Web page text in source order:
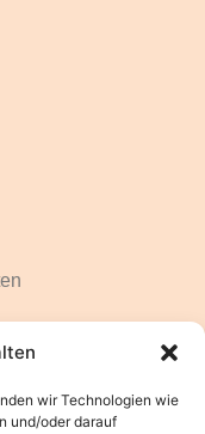
wir Technologien wie
und/oder darauf